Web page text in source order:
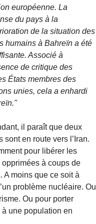
européenne. La
du pays à la
de la situation des
humains à Bahreïn a été
Associé à
de critique des
États membres des
unies, cela a enhardi
il paraît que deux
sont en route vers l’Iran.
pour libérer les
opprimées à coups de
A moins que ce soit à
problème nucléaire. Ou
Ou pour porter
à une population en